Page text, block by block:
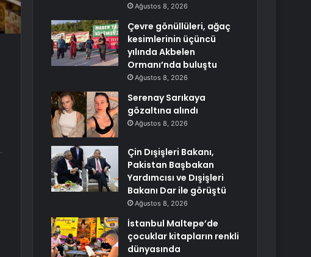
Ağustos 8, 2026
Çevre gönüllüleri, ağaç
kesimlerinin üçüncü
yılında Akbelen
Ormanı’nda buluştu
Ağustos 8, 2026
Serenay Sarıkaya
gözaltına alındı
Ağustos 8, 2026
Çin Dışişleri Bakanı,
Pakistan Başbakan
Yardımcısı ve Dışişleri
Bakanı Dar ile görüştü
Ağustos 8, 2026
İstanbul Maltepe’de
çocuklar kitapların renkli
dünyasında